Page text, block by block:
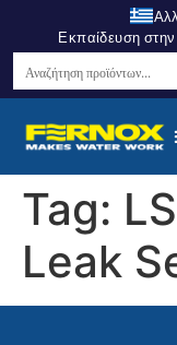
Εκπαίδευση
Tag:
Leak